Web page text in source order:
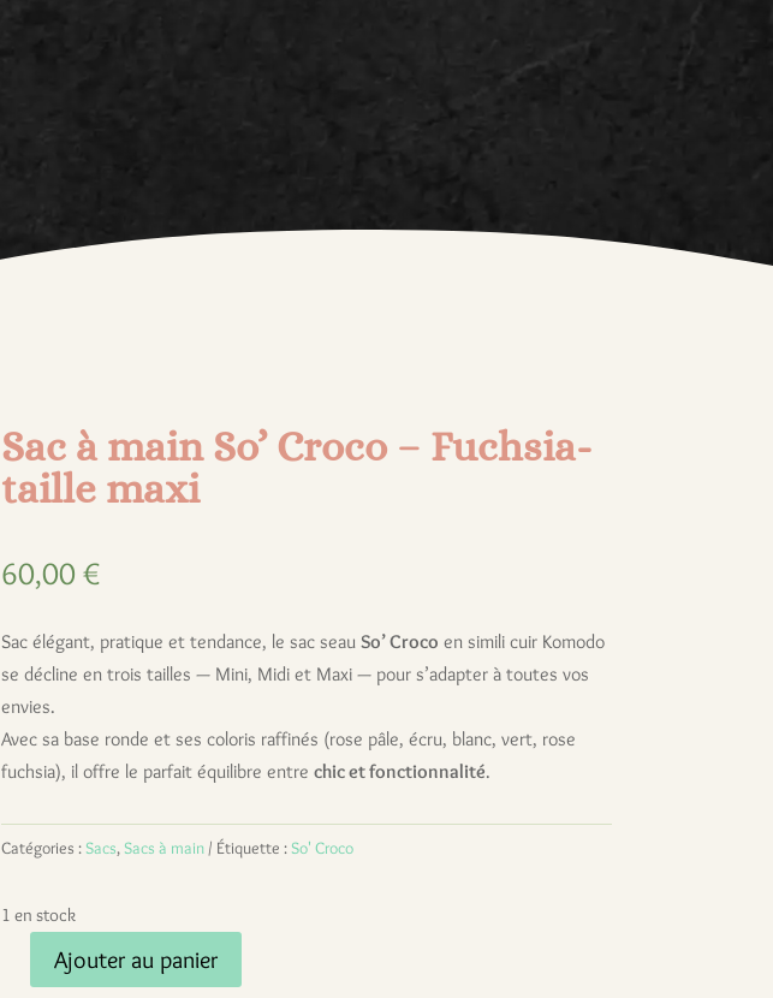
Sac à main So’ Croco – Fuchsia-
taille maxi
60,00 €
Sac élégant, pratique et tendance, le sac seau So’ Croco en simili cuir Komodo
se décline en trois tailles — Mini, Midi et Maxi — pour s’adapter à toutes vos
envies.
Avec sa base ronde et ses coloris raffinés (rose pâle, écru, blanc, vert, rose
fuchsia), il offre le parfait équilibre entre chic et fonctionnalité.
Catégories :Sacs,Sacs à main Étiquette :So' Croco
1 en stock
quantité
Ajouter au panier